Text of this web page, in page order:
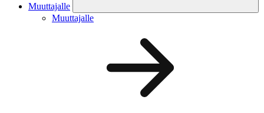
Muuttajalle
Muuttajalle